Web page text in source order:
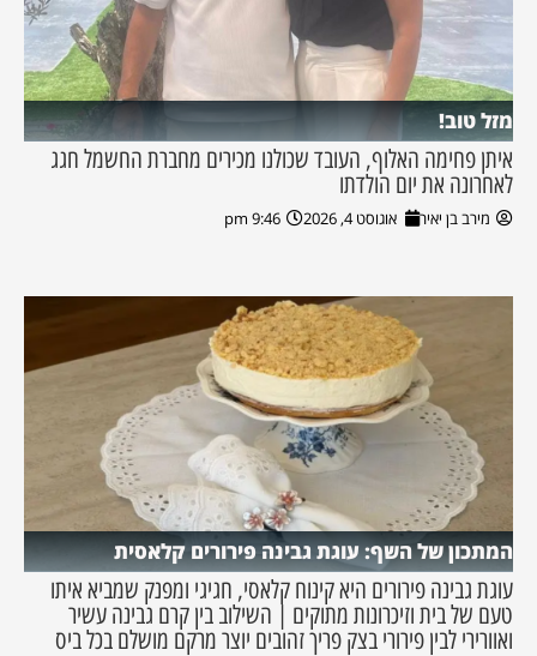
מזל טוב!
איתן פחימה האלוף, העובד שכולנו מכירים מחברת החשמל חגג
לאחרונה את יום הולדתו
מירב בן יאיר אוגוסט 4, 2026 9:46 pm
המתכון של השף: עוגת גבינה פירורים קלאסית
עוגת גבינה פירורים היא קינוח קלאסי, חגיגי ומפנק שמביא איתו
טעם של בית וזיכרונות מתוקים | השילוב בין קרם גבינה עשיר
ואוורירי לבין פירורי בצק פריך זהובים יוצר מרקם מושלם בכל ביס